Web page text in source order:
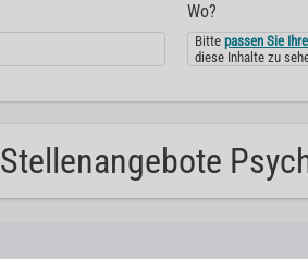
Wo?
Bittepassen Sie
diese Inhalte zu
Stellenangebote